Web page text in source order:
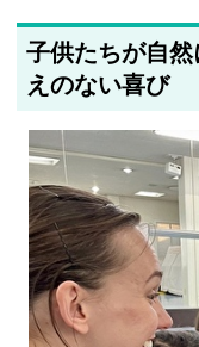
子供たちが自
えのない喜び